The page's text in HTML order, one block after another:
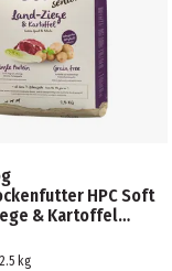
HPC Soft
& Kartoffel
2.5 kg